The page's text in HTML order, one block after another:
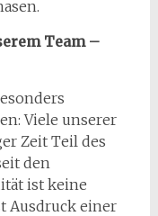
Team –
Viele unserer
Zeit Teil des
den
ist keine
Ausdruck einer